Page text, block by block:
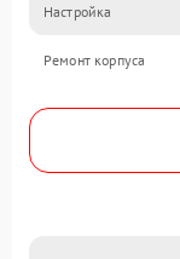
Настройка
Ремонт корпуса